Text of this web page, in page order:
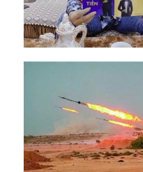
Cuộc sống quanh ta
Casino
Chiến tranh thương mại
Cảnh sát
Cấm bay
Cao tốc
Canada